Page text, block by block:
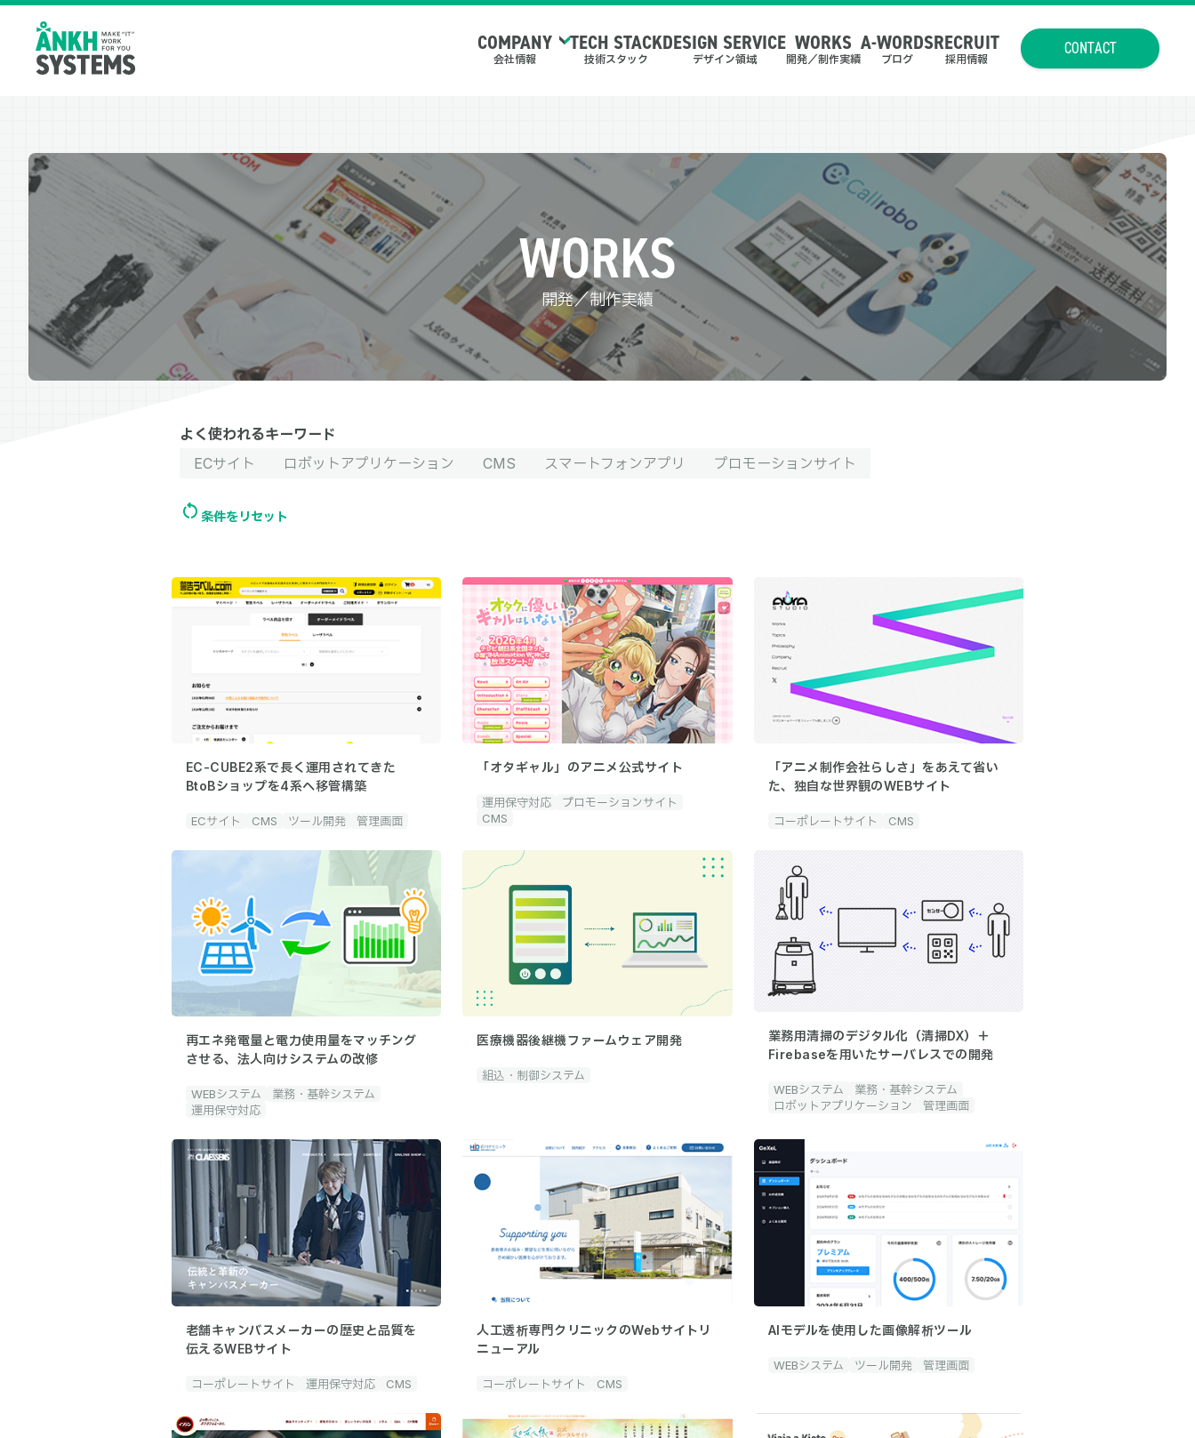
COMPANY
会社情報
TECH STACK
技術スタック
DESIGN SERVICE
デザイン領域
WORKS
開発／制作実績
A-WORDS
ブログ
RECRUIT
採用情報
CONTACT
WORKS
開発／制作実績
よく使われるキーワード
ECサイト
ロボットアプリケーション CMS スマートフォンアプリ プロモーションサイト
条件をリセット
EC-CUBE2系で長く運用されてきた
BtoBショップを4系へ移管構築
ECサイト CMS ツール開発 管理画面
「オタギャル」のアニメ公式サイト
運用保守対応
プロモーションサイト
CMS
「アニメ制作会社らしさ」をあえて省い
た、独自な世界観のWEBサイト
コーポレートサイト CMS
再エネ発電量と電力使用量をマッチング
させる、法人向けシステムの改修
WEBシステム
業務・基幹システム
運用保守対応
医療機器後継機ファームウェア開発
組込・制御システム
業務用清掃のデジタル化（清掃DX）＋
Firebaseを用いたサーバレスでの開発
WEBシステム
業務・基幹システム
ロボットアプリケーション
管理画面
老舗キャンバスメーカーの歴史と品質を
伝えるWEBサイト
コーポレートサイト 運用保守対応 CMS
人工透析専門クリニックのWebサイトリ
ニューアル
コーポレートサイト CMS
AIモデルを使用した画像解析ツール
WEBシステム ツール開発 管理画面